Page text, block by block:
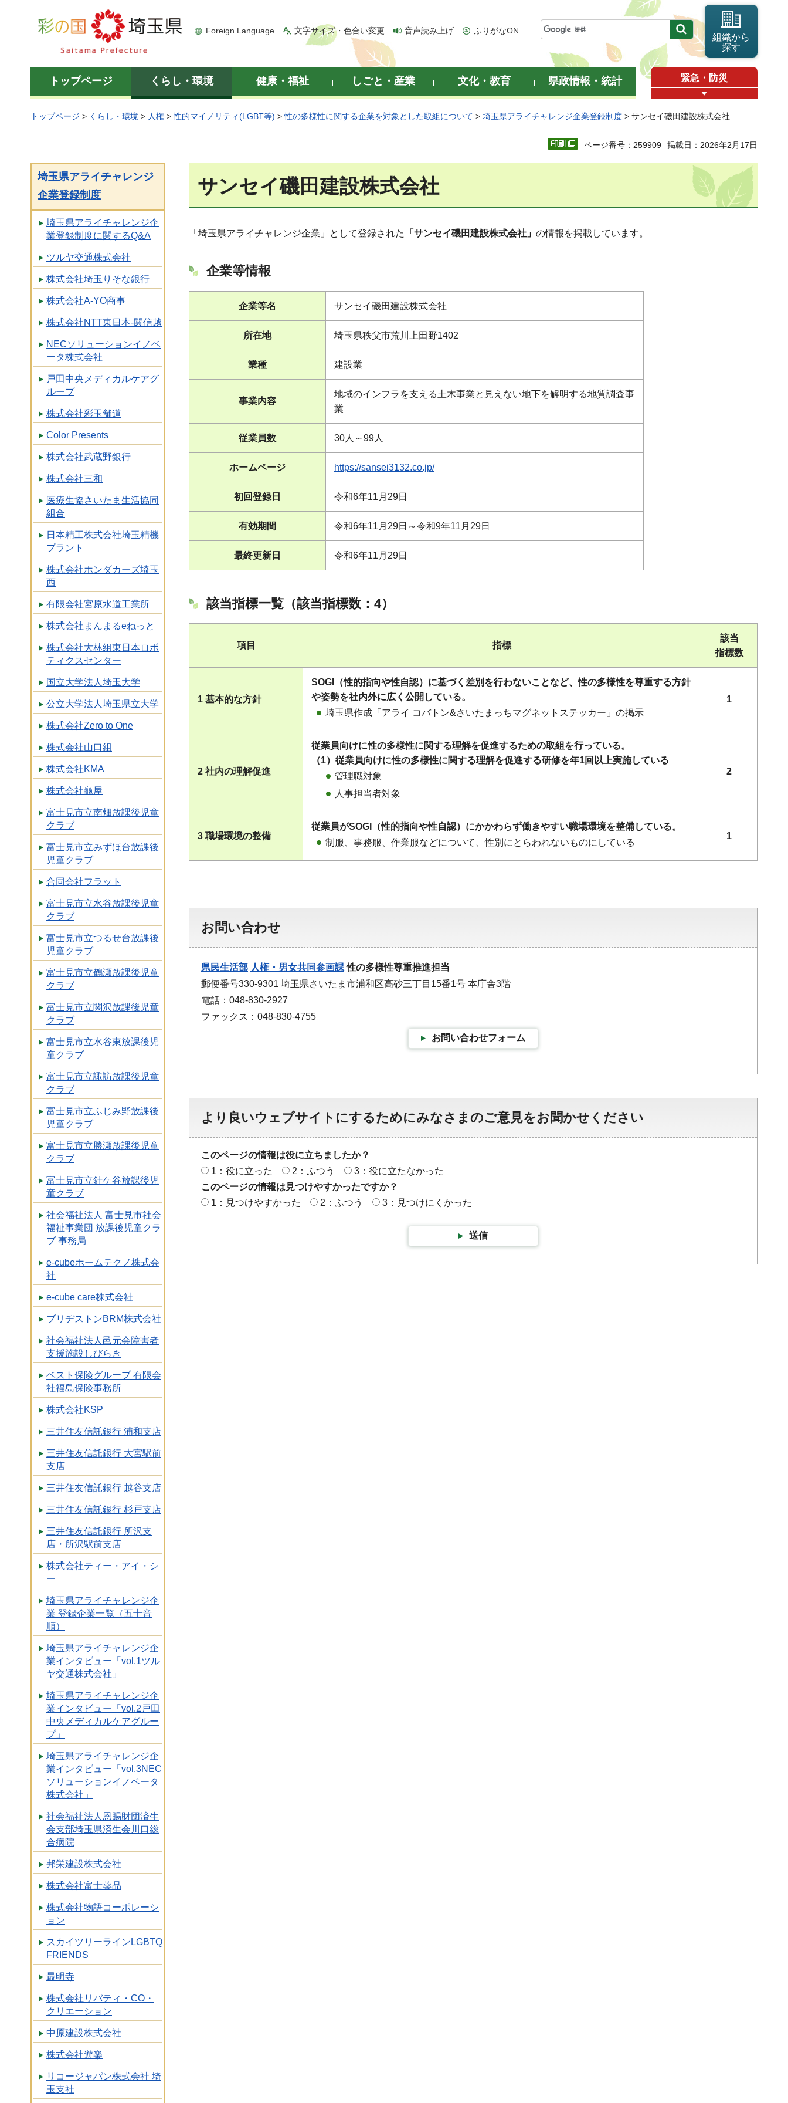
彩の国 埼玉県
Foreign Language 文字サイズ・色合い変更 音声読み上げ ふりがなON
組織から
探す
トップページ くらし・環境 健康・福祉 しごと・産業 文化・教育 県政情報・統計 緊急・防災
トップページ > くらし・環境 > 人権 >性的マイノリティ(LGBT等) >性の多様性に関する企業を対象とした取組について > 埼玉県アライチャレンジ企業登録制度 > サンセイ磯田建設株式会社
ページ番号：259909 掲載日：2026年2月17日
埼玉県アライチャレンジ
企業登録制度
埼玉県アライチャレンジ企
業登録制度に関するQ&A
ツルヤ交通株式会社
株式会社埼玉りそな銀行
株式会社A-YO商事
株式会社NTT東日本-関信越
NECソリューションイノベ
ータ株式会社
戸田中央メディカルケアグ
ループ
株式会社彩玉舗道
Color Presents
株式会社武蔵野銀行
株式会社三和
医療生協さいたま生活協同
組合
日本精工株式会社埼玉精機
プラント
株式会社ホンダカーズ埼玉
西
有限会社宮原水道工業所
株式会社まんまるeねっと
株式会社大林組東日本ロボ
ティクスセンター
国立大学法人埼玉大学
公立大学法人埼玉県立大学
株式会社Zero to One
株式会社山口組
株式会社KMA
株式会社龜屋
富士見市立南畑放課後児童
クラブ
富士見市立みずほ台放課後
児童クラブ
合同会社フラット
富士見市立水谷放課後児童
クラブ
富士見市立つるせ台放課後
児童クラブ
富士見市立鶴瀬放課後児童
クラブ
富士見市立関沢放課後児童
クラブ
富士見市立水谷東放課後児
童クラブ
富士見市立諏訪放課後児童
クラブ
富士見市立ふじみ野放課後
児童クラブ
富士見市立勝瀬放課後児童
クラブ
富士見市立針ケ谷放課後児
童クラブ
社会福祉法人 富士見市社会
福祉事業団 放課後児童クラ
ブ 事務局
e-cubeホームテクノ株式会
社
e-cube care株式会社
ブリヂストンBRM株式会社
社会福祉法人邑元会障害者
支援施設しびらき
ベスト保険グループ 有限会
社福島保険事務所
株式会社KSP
三井住友信託銀行 浦和支店
三井住友信託銀行 大宮駅前
支店
三井住友信託銀行 越谷支店
三井住友信託銀行 杉戸支店
三井住友信託銀行 所沢支
店・所沢駅前支店
株式会社ティー・アイ・シ
ー
埼玉県アライチャレンジ企
業 登録企業一覧（五十音
順）
埼玉県アライチャレンジ企
業インタビュー「vol.1ツル
ヤ交通株式会社」
埼玉県アライチャレンジ企
業インタビュー「vol.2戸田
中央メディカルケアグルー
プ」
埼玉県アライチャレンジ企
業インタビュー「vol.3NEC
ソリューションイノベータ
株式会社」
社会福祉法人恩賜財団済生
会支部埼玉県済生会川口総
合病院
邦栄建設株式会社
株式会社富士薬品
株式会社物語コーポレーシ
ョン
スカイツリーラインLGBTQ
FRIENDS
最明寺
株式会社リバティ・CO・
クリエーション
中原建設株式会社
株式会社遊楽
リコージャパン株式会社 埼
玉支社
サンセイ磯田建設株式会社
「埼玉県アライチャレンジ企業」として登録された 「サンセイ磯田建設株式会社」 の情報を掲載しています。
企業等情報
企業等名 サンセイ磯田建設株式会社
所在地 埼玉県秩父市荒川上田野1402
業種 建設業
事業内容
地域のインフラを支える土木事業と見えない地下を解明する地質調査事
業
従業員数 30人～99人
ホームページ https://sansei3132.co.jp/
初回登録日 令和6年11月29日
有効期間 令和6年11月29日～令和9年11月29日
最終更新日 令和6年11月29日
該当指標一覧（該当指標数：4）
項目 指標
該当
指標数
1 基本的な方針
SOGI（性的指向や性自認）に基づく差別を行わないことなど、性の多様性を尊重する方針
や姿勢を社内外に広く公開している。
埼玉県作成「アライ コバトン&さいたまっちマグネットステッカー」の掲示
1
2 社内の理解促進
従業員向けに性の多様性に関する理解を促進するための取組を行っている。
（1）従業員向けに性の多様性に関する理解を促進する研修を年1回以上実施している
管理職対象
人事担当者対象
2
3 職場環境の整備
従業員がSOGI（性的指向や性自認）にかかわらず働きやすい職場環境を整備している。
制服、事務服、作業服などについて、性別にとらわれないものにしている
1
お問い合わせ
県民生活部 人権・男女共同参画課性の多様性尊重推進担当
郵便番号330-9301 埼玉県さいたま市浦和区高砂三丁目15番1号 本庁舎3階
電話：048-830-2927
ファックス：048-830-4755
お問い合わせフォーム
より良いウェブサイトにするためにみなさまのご意見をお聞かせください
このページの情報は役に立ちましたか？
1：役に立った
2：ふつう
3：役に立たなかった
このページの情報は見つけやすかったですか？
1：見つけやすかった
2：ふつう 3：見つけにくかった
送信